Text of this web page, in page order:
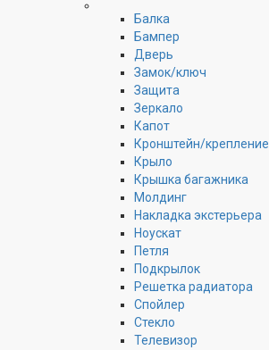
Балка
Бампер
Дверь
Замок/ключ
Защита
Зеркало
Капот
Кронштейн/крепление
Крыло
Крышка багажника
Молдинг
Накладка экстерьера
Ноускат
Петля
Подкрылок
Решетка радиатора
Спойлер
Стекло
Телевизор